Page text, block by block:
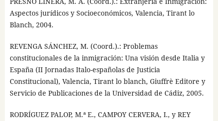
Aspectos jurídicos y Socioeconómicos, Valencia, Tirant lo
Blanch, 2004.
REVENGA SÁNCHEZ, M. (Coord.).: Problemas
constitucionales de la inmigración: Una visión desde Italia y
España (II Jornadas Italo-españolas de Justicia
Constitucional), Valencia, Tirant lo blanch, Giuffrè Editore y
Servicio de Publicaciones de la Universidad de Cádiz, 2005.
RODRÍGUEZ PALOP, M.ª E., CAMPOY CERVERA, I., y REY